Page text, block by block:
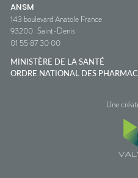
ANSM
143 boulevard Anatole France
93200 Saint-Denis
01 55 87 30 00
MINISTÈRE DE LA SANTÉ
ORDRE NATIONAL DES
Une